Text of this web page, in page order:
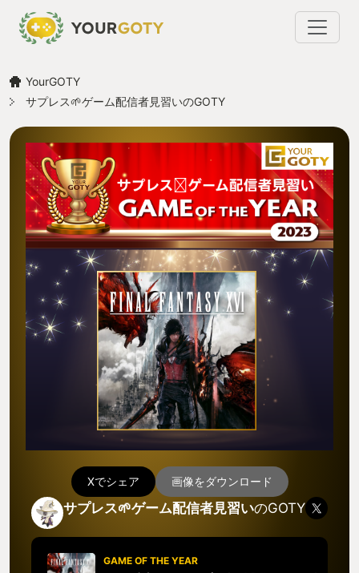
YourGOTY
サプレス🌱ゲーム配信者見習いのGOTY
Xでシェア 画像をダウンロード
サプレス🌱ゲーム配信者見習いのGOTY
GAME OF THE YEAR